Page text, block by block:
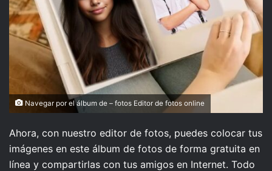
Navegar por el álbum de – fotos Editor de fotos online
Ahora, con nuestro editor de fotos, puedes colocar tus
imágenes en este álbum de fotos de forma gratuita en
línea y compartirlas con tus amigos en Internet. Todo